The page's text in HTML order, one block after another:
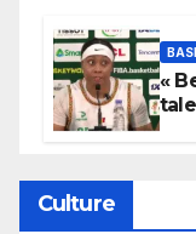
«
Culture